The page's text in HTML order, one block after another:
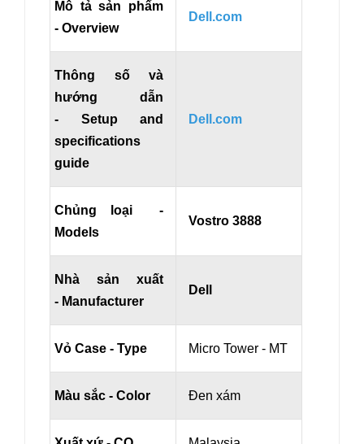
Mô tả sản phẩm
- Overview
Dell.com
Thông số và
hướng dẫn
- Setup and
specifications
guide
Dell.com
Chủng loại -
Models
Vostro 3888
Nhà sản xuất
- Manufacturer
Dell
Vỏ Case - Type Micro Tower - MT
Màu sắc - Color Đen xám